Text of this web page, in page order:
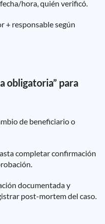
hora, quién verificó.
+ responsable según
obligatoria” para
de beneficiario o
completar confirmación
documentada y
post-mortem del caso.